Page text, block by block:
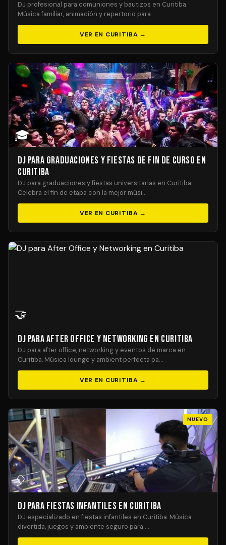
DJ profesional para comuniones y bautizos en Curitiba.
Música familiar, animación y repertorio para …
VER EN CURITIBA →
🎓
DJ para Graduaciones y Fiestas de Fin de Curso en
Curitiba
DJ para graduaciones y fiestas universitarias en Curitiba.
Celebra el fin de etapa con la mejor músi…
VER EN CURITIBA →
🤝
DJ para After Office y Networking en Curitiba
DJ para after office, networking y eventos de marca en
Curitiba. Música lounge y ambient perfecta pa…
VER EN CURITIBA →
NUEVO
🎈
DJ para Fiestas Infantiles en Curitiba
DJ especializado en fiestas infantiles en Curitiba. Música
divertida, juegos y ambiente seguro para …